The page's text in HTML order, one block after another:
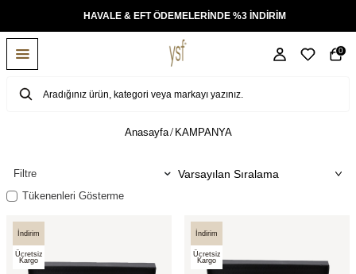
HAVALE & EFT ÖDEMELERİNDE %3 İNDİRİM
0
Anasayfa KAMPANYA
Filtre
Tükenenleri Gösterme
İndirim
Ücretsiz
Kargo
İndirim
Ücretsiz
Kargo